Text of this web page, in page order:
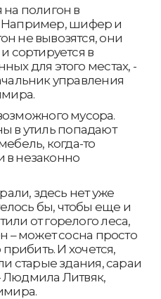
на полигон в
Например, шифер и
не вывозятся, они
сортируется в
для этого местах, -
управления
мусора.
в утиль попадают
когда-то
в незаконно
здесь нет уже
бы, чтобы еще и
от горелого леса,
– может сосна просто
прибить. И хочется,
старые здания, сараи
Людмила Литвяк,